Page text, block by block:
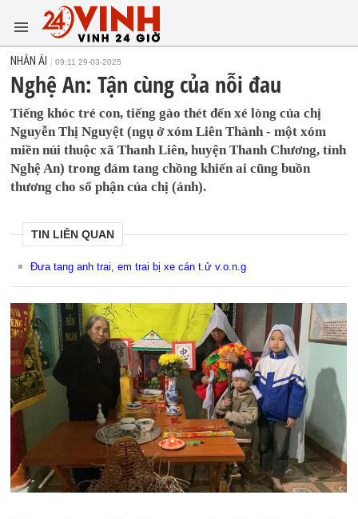
NHÂN ÁI 09:11 29-03-2025
Nghệ An: Tận cùng của nỗi đau
Tiếng khóc trẻ con, tiếng gào thét đến xé lòng của chị
Nguyễn Thị Nguyệt (ngụ ở xóm Liên Thành - một xóm
miền núi thuộc xã Thanh Liên, huyện Thanh Chương, tỉnh
Nghệ An) trong đám tang chồng khiến ai cũng buồn
thương cho số phận của chị (ảnh).
TIN LIÊN QUAN
Đưa tang anh trai, em trai bị xe cán t.ử v.o.n.g